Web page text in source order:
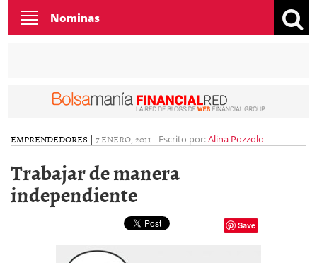
Toggle
navigation
Nominas
EMPRENDEDORES | 7 ENERO, 2011 - Escrito por:Alina Pozzolo
Trabajar de manera
independiente
Save